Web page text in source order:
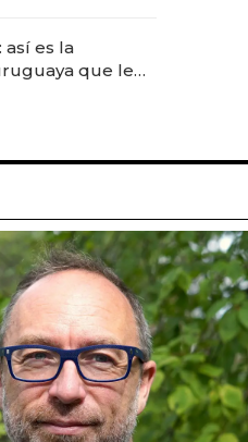
apertura
así es la
que le